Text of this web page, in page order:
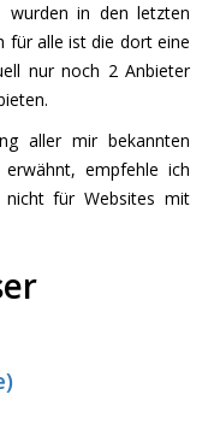
wurden in den letzten
für alle ist die dort eine
nur noch 2 Anbieter
aller mir bekannten
erwähnt, empfehle ich
für Websites mit